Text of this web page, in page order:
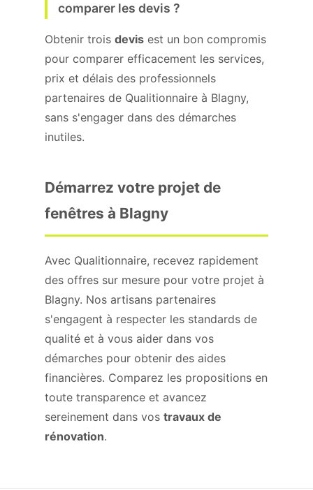
comparer les devis ?
Obtenir trois devis est un bon compromis
pour comparer efficacement les services,
prix et délais des professionnels
partenaires de Qualitionnaire à Blagny,
sans s'engager dans des démarches
inutiles.
Démarrez votre projet de
fenêtres à Blagny
Avec Qualitionnaire, recevez rapidement
des offres sur mesure pour votre projet à
Blagny. Nos artisans partenaires
s'engagent à respecter les standards de
qualité et à vous aider dans vos
démarches pour obtenir des aides
financières. Comparez les propositions en
toute transparence et avancez
sereinement dans vos travaux de
rénovation.